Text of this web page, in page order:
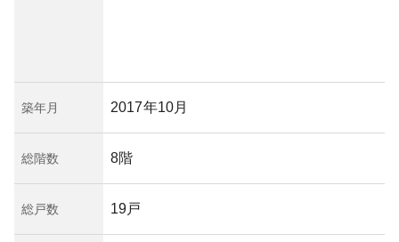
築年月 2017年10月
総階数 8階
総戸数 19戸